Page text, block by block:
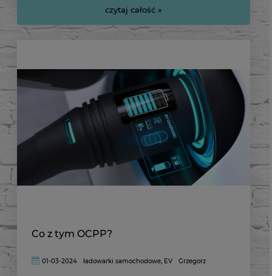
czytaj całość »
Co z tym OCPP?
01-03-2024 ładowarki samochodowe, EV Grzegorz